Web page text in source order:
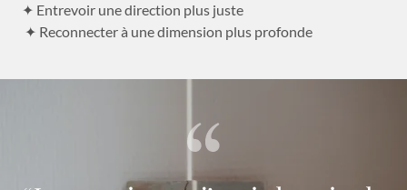
✦ Entrevoir une direction plus juste
✦ Reconnecter à une dimension plus profonde